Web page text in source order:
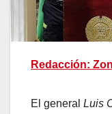
Redacción:
El general Luis